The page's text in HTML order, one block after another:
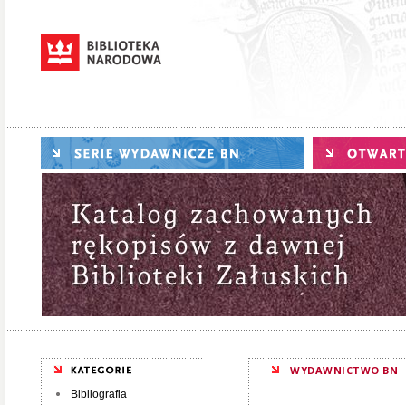
Bibliografia
WYDAWNICTWO BN